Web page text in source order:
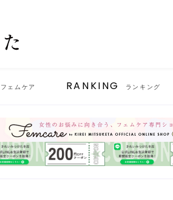
フェムケア RANKING ランキング